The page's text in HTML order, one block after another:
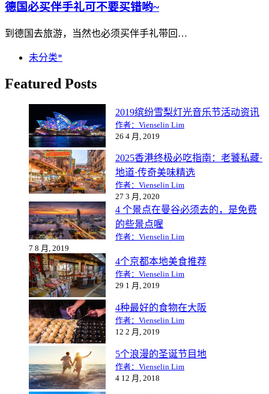
德国必买伴手礼可不要买错哟~
到德国去旅游，当然也必须买伴手礼带回…
未分类*
Featured Posts
2019缤纷雪梨灯光音乐节活动资讯
作者：Vienselin Lim
26 4 月, 2019
2025香港终极必吃指南：老饕私藏·
地道·传奇美味精选
作者：Vienselin Lim
27 3 月, 2020
4 个景点在曼谷必须去的，是免费
的些景点喔
作者：Vienselin Lim
7 8 月, 2019
4个京都本地美食推荐
作者：Vienselin Lim
29 1 月, 2019
4种最好的食物在大阪
作者：Vienselin Lim
12 2 月, 2019
5个浪漫的圣诞节目地
作者：Vienselin Lim
4 12 月, 2018